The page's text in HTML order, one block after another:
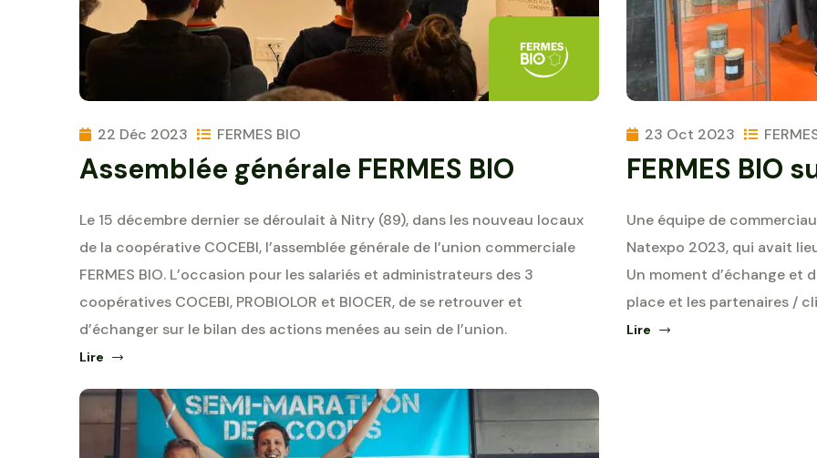
22 Déc 2023 FERMES BIO
Assemblée générale FERMES BIO
Le 15 décembre dernier se déroulait à Nitry (89), dans les nouveau locaux
de la coopérative COCEBI, l’assemblée générale de l’union commerciale
FERMES BIO. L’occasion pour les salariés et administrateurs des 3
coopératives COCEBI, PROBIOLOR et BIOCER, de se retrouver et
d’échanger sur le bilan des actions menées au sein de l’union.
Lire
23 Oct 2023
FERMES BIO
Une équipe de
Natexpo 2023, qui avait
Un moment d’échange et
place et les partenaires /
Lire